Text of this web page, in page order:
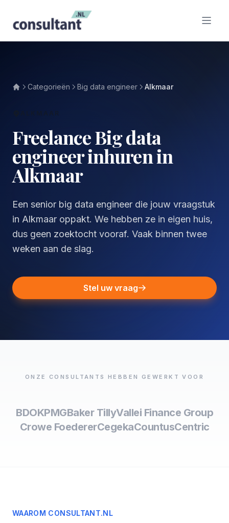
Categorieën Big data engineer Alkmaar
Freelance Big data
engineer inhuren in
Alkmaar
Een senior big data engineer die jouw vraagstuk
in Alkmaar oppakt. We hebben ze in eigen huis,
dus geen zoektocht vooraf. Vaak binnen twee
weken aan de slag.
Stel uw vraag
ONZE CONSULTANTS HEBBEN GEWERKT VOOR
BDOKPMGBaker TillyVallei Finance Group
Crowe FoedererCegekaCountusCentric
WAAROM CONSULTANT.NL